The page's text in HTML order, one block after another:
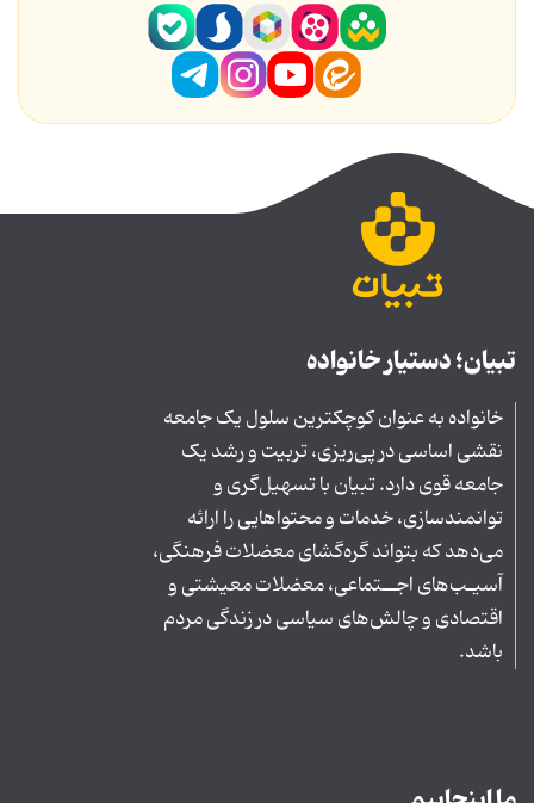
تبیان؛ دستیار خانواده
خانواده به عنوان کوچکترین سلول یک جامعه
نقشی اساسی در پی‌ریزی، تربیت و رشد یک
جامعه قوی دارد. تبیان با تسهیل‌گری و
توانمندسازی، خدمات و محتواهایی را ارائه
می‌دهد که بتواند گره‌گشای معضلات فرهنگی،
آسیـب‌های اجــتماعی، معضلات معیشتی و
اقتصادی و چالش‌های سیاسی در زندگی مردم
باشد.